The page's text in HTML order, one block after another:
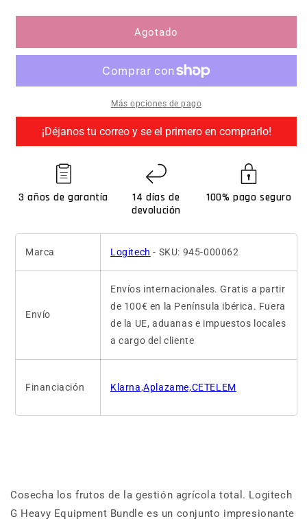
Agotado
Más opciones de pago
¡Déjanos tu correo y se el primero en comprarlo!
3 años de garantía
14 días de
devolución
100% pago seguro
Marca Logitech - SKU: 945-000062
Envío
Envíos internacionales. Gratis a partir
de 100€ en la Península ibérica. Fuera
de la UE, aduanas e impuestos locales
a cargo del cliente
Financiación Klarna,Aplazame,CETELEM
Cosecha los frutos de la gestión agrícola total. Logitech
G Heavy Equipment Bundle es un conjunto impresionante